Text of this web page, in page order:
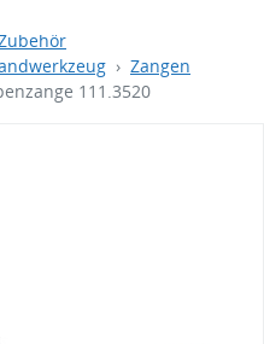
Zangen
111.3520